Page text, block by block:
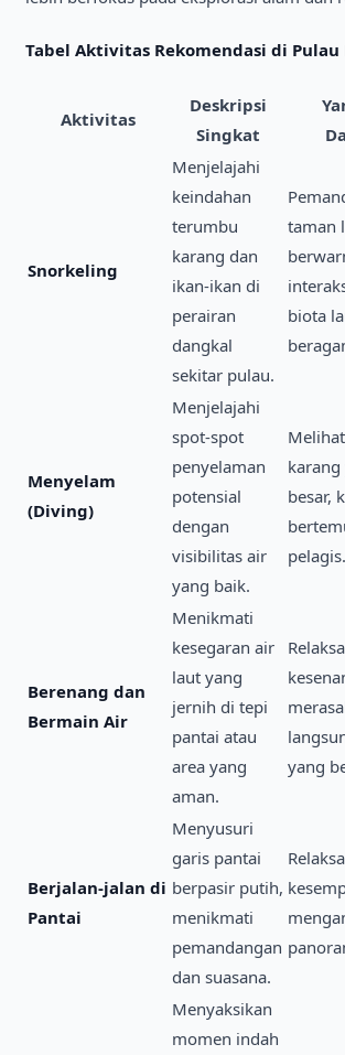
Tabel Aktivitas Rekomendasi di Pulau
Aktivitas
Deskripsi
Singkat
Snorkeling
Menjelajahi
keindahan
terumbu
karang dan
ikan-ikan di
perairan
dangkal
sekitar pulau.
taman
biota
Menyelam
(Diving)
Menjelajahi
spot-spot
penyelaman
potensial
dengan
visibilitas air
yang baik.
besar,
pelagis.
Berenang dan
Bermain Air
Menikmati
kesegaran air
laut yang
jernih di tepi
pantai atau
area yang
aman.
yang
Berjalan-jalan di
Pantai
Menyusuri
garis pantai
berpasir putih,
menikmati
pemandangan
dan suasana.
Menyaksikan
momen indah